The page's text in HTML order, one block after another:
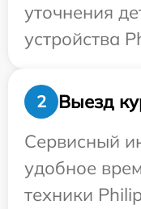
уточнения
устройства
2
Выезд
Сервисный
удобное
техники